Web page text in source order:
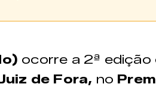
ocorre a 2ª edição
de Fora, no